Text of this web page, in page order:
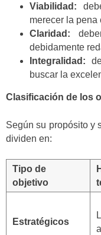
Viabilidad:
merecer la pena
Claridad:
debidamente
Integralidad:
buscar la
Clasificación de los
Según su propósito y
dividen en:
Tipo de
objetivo
Estratégicos